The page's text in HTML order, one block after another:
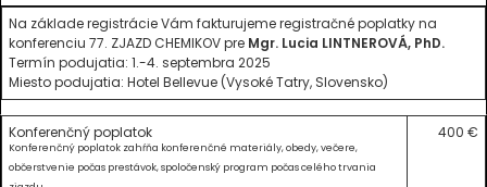
Na základe registrácie Vám fakturujeme registračné poplatky na
konferenciu 77. ZJAZD CHEMIKOV pre Mgr. Lucia LINTNEROVÁ, PhD.
Termín podujatia: 1.-4. septembra 2025
Miesto podujatia: Hotel Bellevue (Vysoké Tatry, Slovensko)
Konferenčný poplatok
Konferenčný poplatok zahŕňa konferenčné materiály, obedy, večere,
občerstvenie počas prestávok, spoločenský program počas celého trvania
400 €